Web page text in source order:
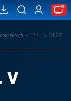
- 16.4. v 21:27
V